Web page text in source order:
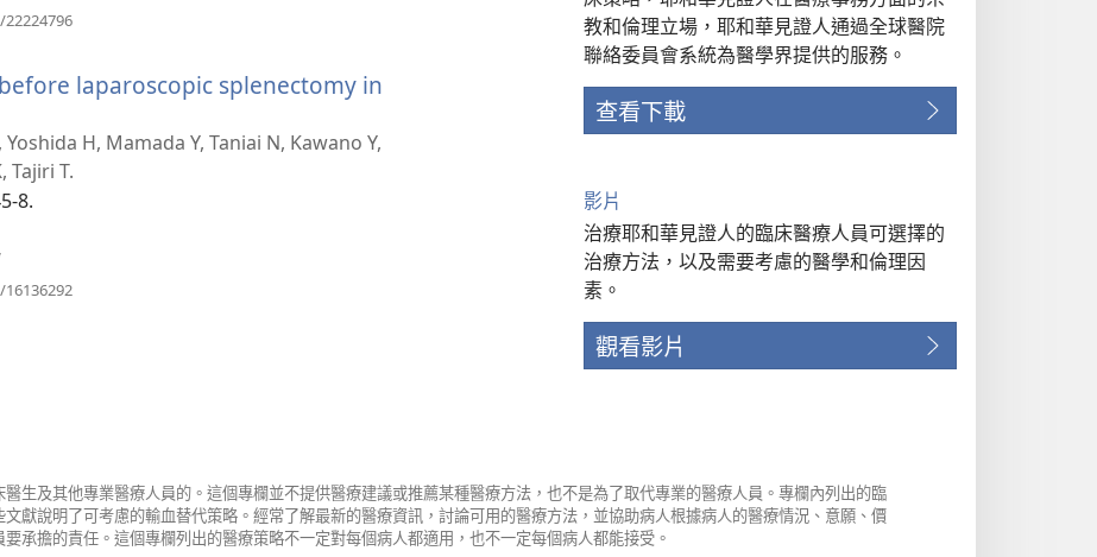
視
窗）
laparoscopic splenectomy in
H, Mamada Y, Taniai N, Kawano Y,
Tajiri T.
8.
教和倫理立場，耶和華見證人通過全球醫院
聯絡委員會系統為醫學界提供的服務。
查看下載
影片
治療耶和華見證人的臨床醫療人員可選擇的
治療方法，以及需要考慮的醫學和倫理因
素。
觀看影片
生及其他專業醫療人員的。這個專欄並不提供醫療建議或推薦某種醫療方法，也不是為了取代專業的醫療人員。專欄內列出的臨
獻說明了可考慮的輸血替代策略。經常了解最新的醫療資訊，討論可用的醫療方法，並協助病人根據病人的醫療情況、意願、價
承擔的責任。這個專欄列出的醫療策略不一定對每個病人都適用，也不一定每個病人都能接受。